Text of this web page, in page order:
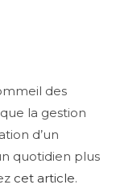
des
la gestion
d’un
quotidien plus
cet article.